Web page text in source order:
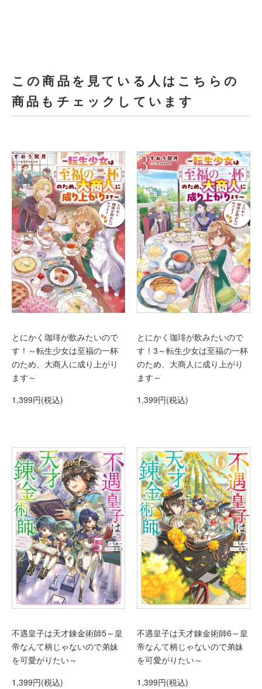
この商品を見ている人はこちらの
商品もチェックしています
とにかく珈琲が飲みたいので
す！～転生少女は至福の一杯
のため、大商人に成り上がり
ます～
1,399円(税込)
とにかく珈琲が飲みたいので
す！3～転生少女は至福の一杯
のため、大商人に成り上がり
ます～
1,399円(税込)
不遇皇子は天才錬金術師5～皇
帝なんて柄じゃないので弟妹
を可愛がりたい～
1,399円(税込)
不遇皇子は天才錬金術師6～皇
帝なんて柄じゃないので弟妹
を可愛がりたい～
1,399円(税込)